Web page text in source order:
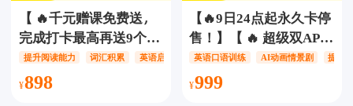
【 🔥千元赠课免费送，
完成打卡最高再送9个
月！】ABCReading金牌
会员【2年卡】，上新
提升阅读能力 词汇积累 英语启蒙
898
【🔥9日24点起永久卡停
售！】【 🔥 超级双APP
永久卡-加量不加价！】
【纯课无实物】【小狐
英语口语训练 AI动画情景剧 提升
999